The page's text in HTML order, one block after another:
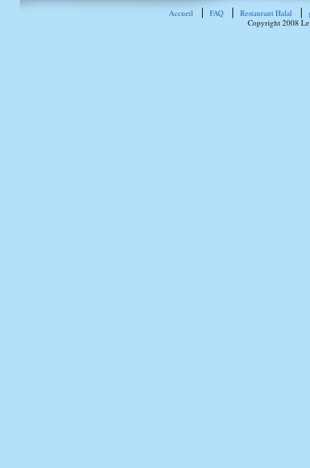
Accueil FAQ Restaurant Halal
Copyright 2008